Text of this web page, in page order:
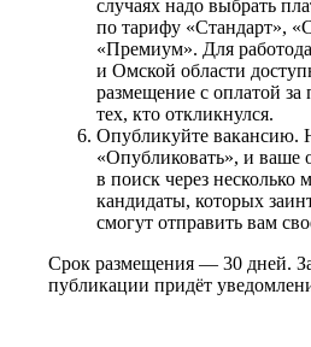
случаях надо выбрать
по тарифу «Стандарт»,
«Премиум». Для
и Омской области
размещение с оплатой за
тех, кто откликнулся.
Опубликуйте вакансию.
«Опубликовать», и ваше
в поиск через несколько
кандидаты, которых
смогут отправить вам
Срок размещения — 30 дней.
публикации придёт